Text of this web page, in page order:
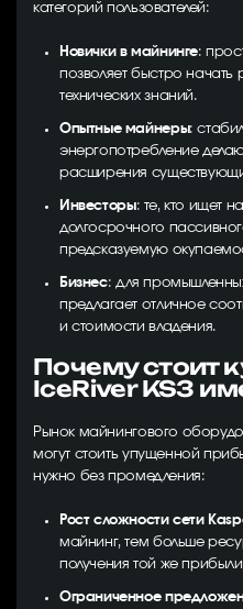
категорий пользователей:
Новички в майнинге:
позволяет быстро начать
технических знаний.
Опытные майнеры:
энергопотребление
расширения
Инвесторы: те, кто ищет
долгосрочного
предсказуемую
Бизнес: для
предлагает отличное
и стоимости владения.
Почему стоит
IceRiver KS3
Рынок майнингового
могут стоить упущенной
нужно без промедления:
Рост сложности сети
майнинг, тем больше
получения той же
Ограниченное